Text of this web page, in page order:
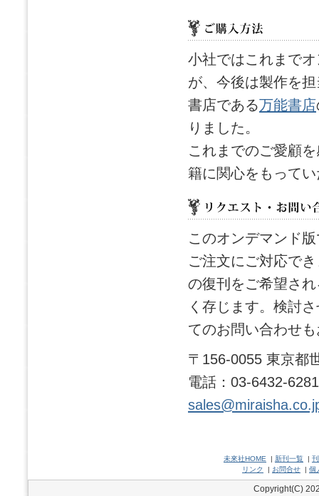
小社ではこれまで
が、今後は製作を
書店である万能書店
りました。
これまでのご愛顧
籍に関心をもって
このオンデマンド
ご注文にご対応で
の復刊をご希望さ
く存じます。検討
てのお問い合わせ
〒156-0055 東京
電話：03-6432-
未來社HOME | 新刊一覧 |
リンク
| お問合せ | 個
Copyright(C)